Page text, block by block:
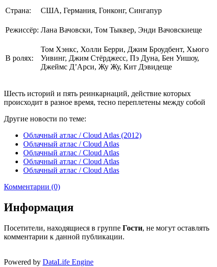
Страна: США, Германия, Гонконг, Сингапур
Режиссёр: Лана Вачовски, Том Тыквер, Энди Вачовскиеще
В ролях:
Том Хэнкс, Холли Берри, Джим Броудбент, Хьюго
Уивинг, Джим Стёрджесс, Пэ Дуна, Бен Уишоу,
Джеймс Д’Арси, Жу Жу, Кит Дэвидеще
Шесть историй и пять реинкарнаций, действие которых
происходит в разное время, тесно переплетены между собой
Другие новости по теме:
Облачный атлас / Cloud Atlas (2012)
Облачный атлас / Cloud Atlas
Облачный атлас / Cloud Atlas
Облачный атлас / Cloud Atlas
Облачный атлас / Cloud Atlas
Комментарии (0)
Информация
Посетители, находящиеся в группе Гости, не могут оставлять
комментарии к данной публикации.
Powered by DataLife Engine